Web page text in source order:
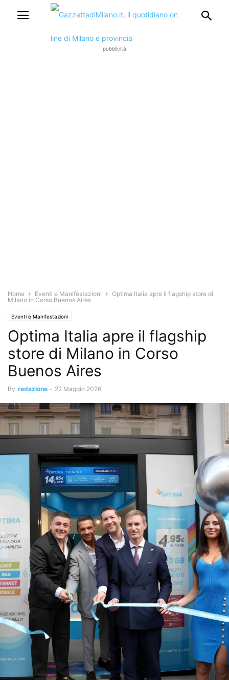
pubblicità
Home Eventi e Manifestazioni
Optima Italia apre il flagship store di
Milano in Corso Buenos Aires
Eventi e Manifestazioni
Optima Italia apre il flagship
store di Milano in Corso
Buenos Aires
By redazione - 22 Maggio 2026